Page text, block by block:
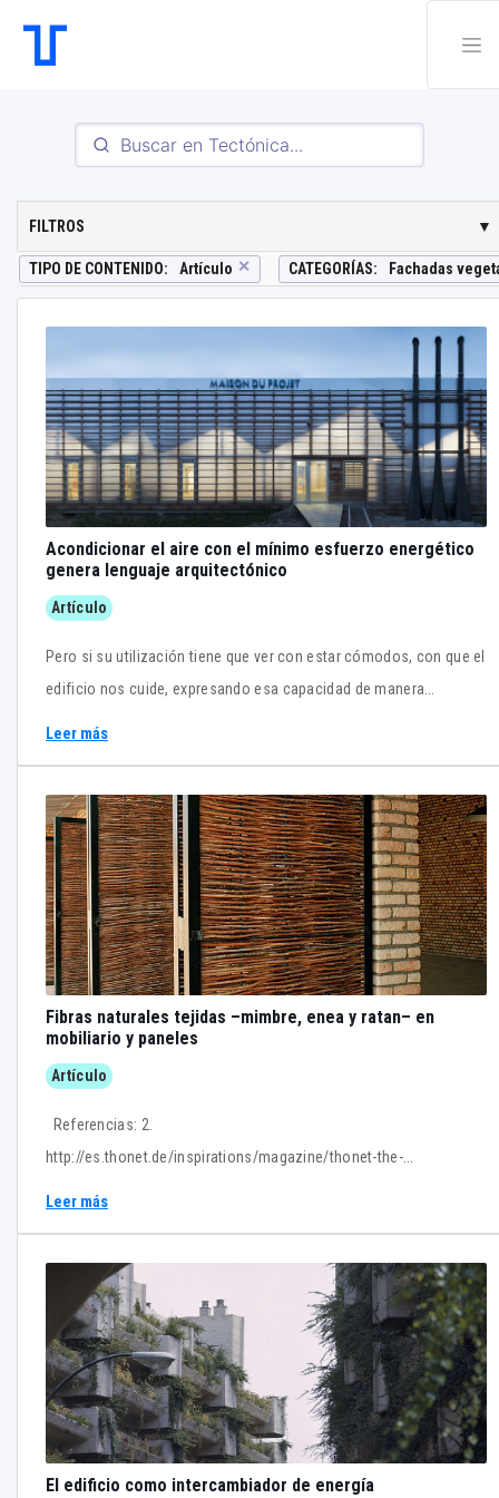
FILTROS ▼
TIPO DE CONTENIDO: Artículo ✕ CATEGORÍAS: Fachadas
Acondicionar el aire con el mínimo esfuerzo energético
genera lenguaje arquitectónico
Artículo
Pero si su utilización tiene que ver con estar cómodos, con que el
edificio nos cuide, expresando esa capacidad de manera
Leer más
Fibras naturales tejidas –mimbre, enea y ratan– en
mobiliario y paneles
Artículo
Referencias: 2.
http://es.thonet.de/inspirations/magazine/thonet-the-
Leer más
El edificio como intercambiador de energía